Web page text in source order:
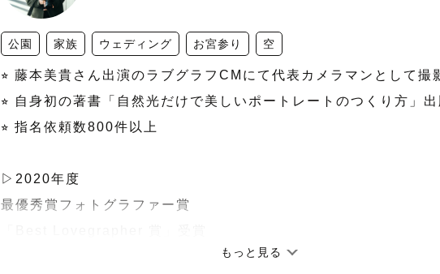
公園 家族 ウェディング お宮参り 空
⭐︎ 藤本美貴さん出演のラブグラフCMにて代表カメラマンとして撮
⭐︎ 自身初の著書「自然光だけで美しいポートレートのつくり方」出
⭐︎ 指名依頼数800件以上
▷2020年度
最優秀賞フォトグラファー賞
▷トップランクカメラマン(上位1%) もっと見る